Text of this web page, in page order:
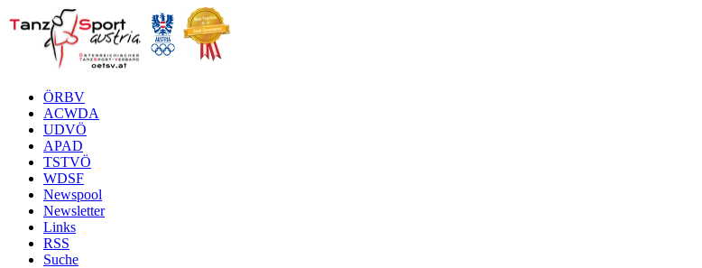
ÖRBV
ACWDA
UDVÖ
APAD
TSTVÖ
WDSF
Newspool
Newsletter
Links
RSS
Suche